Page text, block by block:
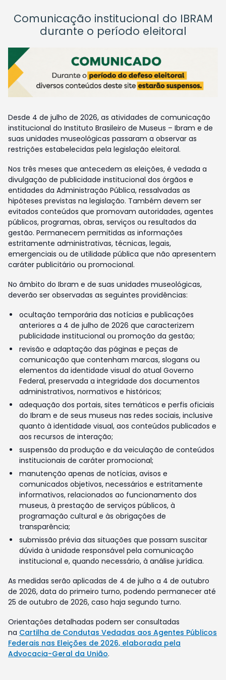
Comunicação institucional do IBRAM
durante o período eleitoral
Desde 4 de julho de 2026, as atividades de comunicação
institucional do Instituto Brasileiro de Museus – Ibram e de
suas unidades museológicas passaram a observar as
restrições estabelecidas pela legislação eleitoral.
Nos três meses que antecedem as eleições, é vedada a
divulgação de publicidade institucional dos órgãos e
entidades da Administração Pública, ressalvadas as
hipóteses previstas na legislação. Também devem ser
evitados conteúdos que promovam autoridades, agentes
públicos, programas, obras, serviços ou resultados da
gestão. Permanecem permitidas as informações
estritamente administrativas, técnicas, legais,
emergenciais ou de utilidade pública que não apresentem
caráter publicitário ou promocional.
No âmbito do Ibram e de suas unidades museológicas,
deverão ser observadas as seguintes providências:
ocultação temporária das notícias e publicações
anteriores a 4 de julho de 2026 que caracterizem
publicidade institucional ou promoção da gestão;
revisão e adaptação das páginas e peças de
comunicação que contenham marcas, slogans ou
elementos da identidade visual do atual Governo
Federal, preservada a integridade dos documentos
administrativos, normativos e históricos;
adequação dos portais, sites temáticos e perfis oficiais
do Ibram e de seus museus nas redes sociais, inclusive
quanto à identidade visual, aos conteúdos publicados e
aos recursos de interação;
suspensão da produção e da veiculação de conteúdos
institucionais de caráter promocional;
manutenção apenas de notícias, avisos e
comunicados objetivos, necessários e estritamente
informativos, relacionados ao funcionamento dos
museus, à prestação de serviços públicos, à
programação cultural e às obrigações de
transparência;
submissão prévia das situações que possam suscitar
dúvida à unidade responsável pela comunicação
institucional e, quando necessário, à análise jurídica.
As medidas serão aplicadas de 4 de julho a 4 de outubro
de 2026, data do primeiro turno, podendo permanecer até
25 de outubro de 2026, caso haja segundo turno.
Orientações detalhadas podem ser consultadas
na Cartilha de Condutas Vedadas aos Agentes Públicos
Federais nas Eleições de 2026, elaborada pela
Advocacia-Geral da União.